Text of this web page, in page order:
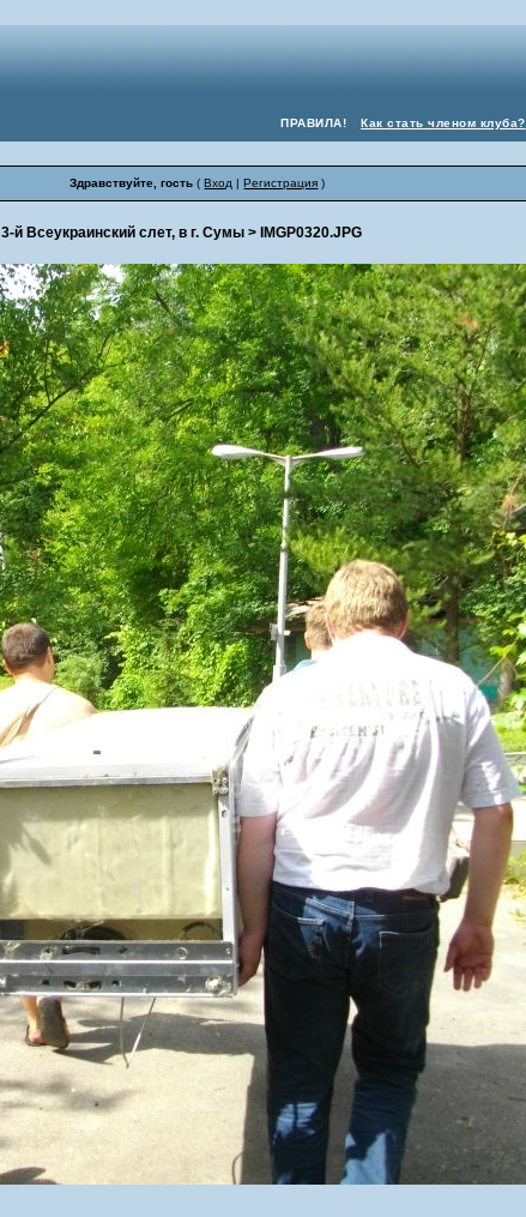
Как стать членом клуба?
ПРАВИЛА!
Здравствуйте, гость (Вход |Регистрация )
3-й Всеукраинский слет, в г. Сумы> IMGP0320.JPG